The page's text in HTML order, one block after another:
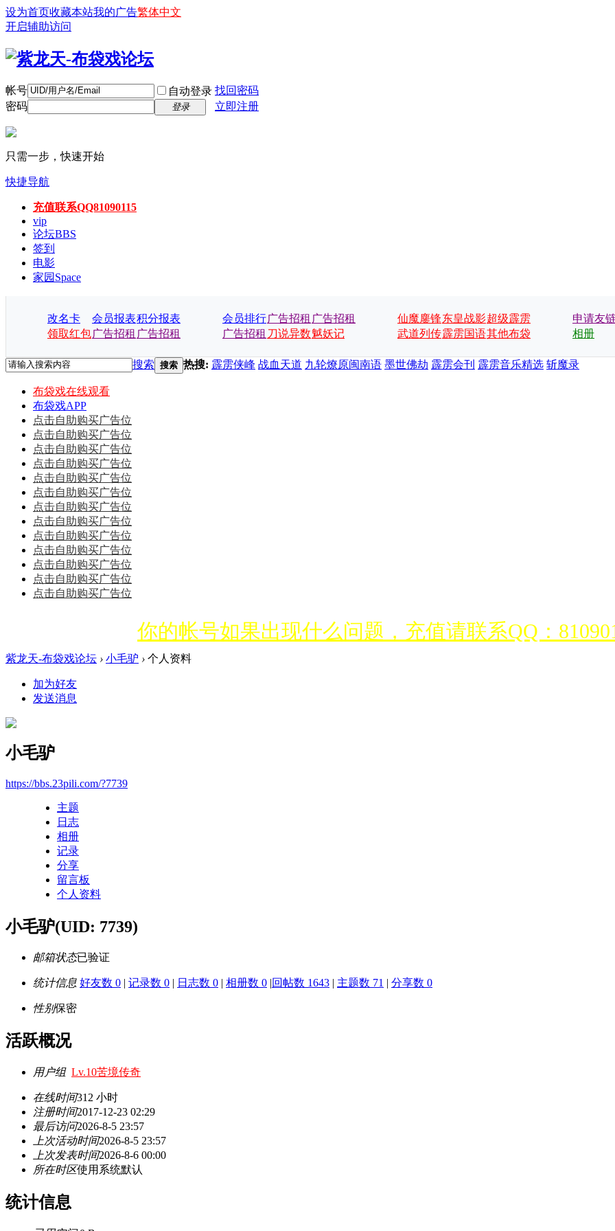
设为首页收藏本站我的广告繁体中文
开启辅助访问
帐号 自动登录 找回密码
密码
登录 立即注册
只需一步，快速开始
快捷导航
充值联系QQ81090115
vip
论坛BBS
签到
电影
家园 Space
改名卡 会员报表积分报表
领取红包广告招租 广告招租
会员排行广告招租 广告招租
广告招租 刀说异数魆妖记
仙魔鏖锋东皇战影超级霹雳
会
武道列传霹雳国语其他布袋
申请友
相册
搜索 搜索 热搜: 霹雳侠峰 战血天道 九轮燎原闽南语 墨世佛劫 霹雳会刊 霹雳音乐精选 斩魔录
布袋戏在线观看
布袋戏APP
点击自助购买广告位
点击自助购买广告位
点击自助购买广告位
点击自助购买广告位
点击自助购买广告位
点击自助购买广告位
点击自助购买广告位
点击自助购买广告位
点击自助购买广告位
点击自助购买广告位
点击自助购买广告位
点击自助购买广告位
点击自助购买广告位
你的帐号如果出现什么问题，充值请联系QQ：
紫龙天-布袋戏论坛 › 小毛驴 › 个人资料
加为好友
发送消息
小毛驴
https://bbs.23pili.com/?7739
主题
日志
相册
记录
分享
留言板
个人资料
小毛驴(UID: 7739)
邮箱状态已验证
统计信息 好友数 0 | 记录数 0 | 日志数 0 | 相册数 0 |回帖数 1643 | 主题数 71 | 分享数 0
性别保密
活跃概况
用户组 Lv.10苦境传奇
在线时间312 小时
注册时间2017-12-23 02:29
最后访问2026-8-5 23:57
上次活动时间2026-8-5 23:57
上次发表时间2026-8-6 00:00
所在时区使用系统默认
统计信息